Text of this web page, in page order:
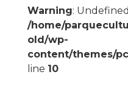
Warning:
/home/
old/wp-
content/themes/
line 10